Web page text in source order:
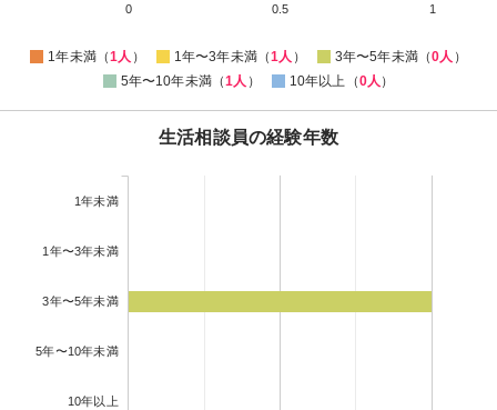
0 0.5 1
1年未満（1人 ） 1年〜3年未満（1人 ） 3年〜5年未満（0人 ）
5年〜10年未満（1人 ） 10年以上（0人 ）
生活相談員の経験年数
1年未満
1年〜3年未満
3年〜5年未満
5年〜10年未満
10年以上